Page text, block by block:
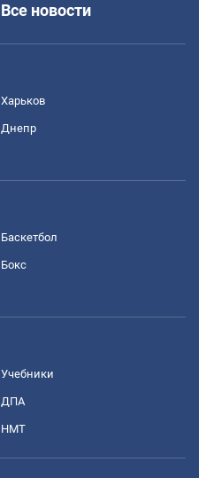
Все новости
Харьков
Днепр
Баскетбол
Бокс
Учебники
ДПА
НМТ